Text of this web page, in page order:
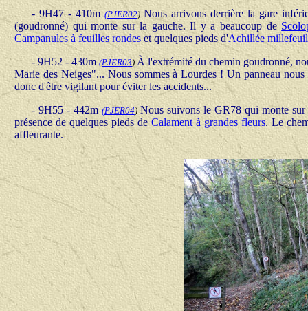
- 9H47 - 410m(PJER02)Nous arrivons derrière la gare
(goudronné) qui monte sur la gauche. Il y a beaucoup de
Campanules à feuilles rondeset quelques pieds d'Achillée
- 9H52 - 430m(PJER03)À l'extrémité du chemin goudronné,
Marie des Neiges"... Nous sommes à Lourdes ! Un panneau
donc d'être vigilant pour éviter les accidents...
- 9H55 - 442m (PJER04)Nous suivons le GR78 qui monte sur
présence de quelques pieds deCalament à grandes fleurs. Le
affleurante.